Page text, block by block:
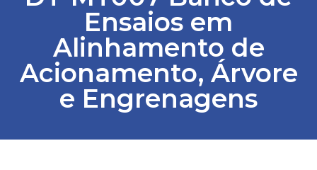
Ética e
Ensaios em
Alinhamento de
Acionamento, Árvore
e Engrenagens